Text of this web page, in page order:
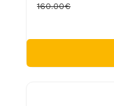
160.00€